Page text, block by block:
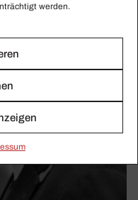
werden.